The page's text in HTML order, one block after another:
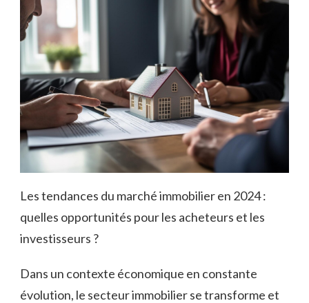
Les tendances du marché immobilier en 2024 :
quelles opportunités pour les acheteurs et les
investisseurs ?
Dans un contexte économique en constante
évolution, le secteur immobilier se transforme et